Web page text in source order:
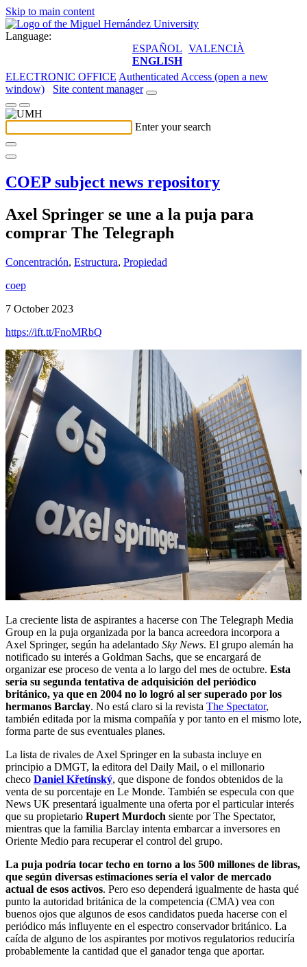
Skip to main content
Language:
ESPAÑOL VALENCIÀ
ENGLISH
ELECTRONIC OFFICE Authenticated Access (open a new
window)
Site content manager
Enter your search
COEP subject news repository
Axel Springer se une a la puja para
comprar The Telegraph
Concentración, Estructura, Propiedad
coep
7 October 2023
https://ift.tt/FnoMRbQ
La creciente lista de aspirantes a hacerse con The Telegraph Media
Group en la puja organizada por la banca acreedora incorpora a
Axel Springer, según ha adelantado Sky News. El grupo alemán ha
notificado su interés a Goldman Sachs, que se encargará de
organizar ese proceso de venta a lo largo del mes de octubre. Esta
sería su segunda tentativa de adquisición del periódico
británico, ya que en 2004 no lo logró al ser superado por los
hermanos Barclay. No está claro si la revista The Spectator,
también editada por la misma compañía y por tanto en el mismo lote,
forma parte de sus eventuales planes.
La lista de rivales de Axel Springer en la subasta incluye en
principio a DMGT, la editora del Daily Mail, o el millonario
checo Daniel Křetínský, que dispone de fondos obtenidos de la
venta de su porcentaje en Le Monde. También se especula con que
News UK presentará igualmente una oferta por el particular interés
que su propietario Rupert Murdoch siente por The Spectator,
mientras que la familia Barclay intenta embarcar a inversores en
Oriente Medio para recuperar el control del grupo.
La puja podría tocar techo en torno a los 500 millones de libras,
que según diversas estimaciones sería el valor de mercado
actual de esos activos. Pero eso dependerá igualmente de hasta qué
punto la autoridad británica de la competencia (CMA) vea con
buenos ojos que algunos de esos candidatos pueda hacerse con el
periódico más influyente en el espectro conservador británico. La
caída de alguno de los aspirantes por motivos regulatorios reduciría
probablemente la cantidad que el ganador tenga que aportar.